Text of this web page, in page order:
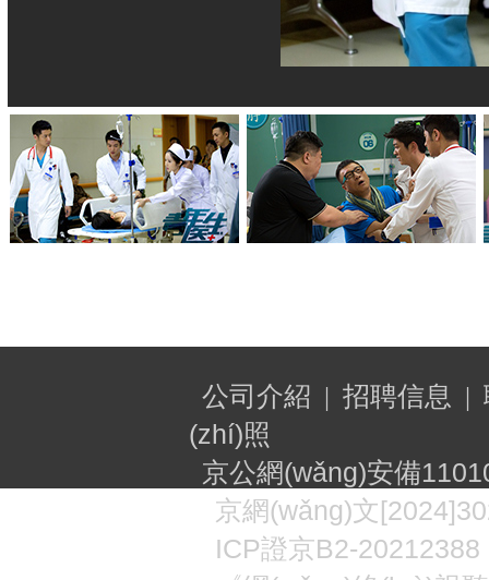
公司介紹 | 招聘信息 |
(zhí)照
京公網(wǎng)安備
京網(wǎng)文
ICP證京B2-20212388